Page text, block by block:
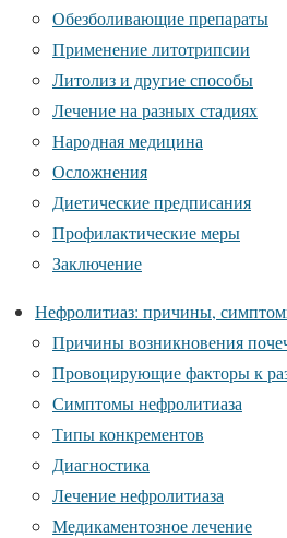
Обезболивающие препараты
Применение литотрипсии
Литолиз и другие способы
Лечение на разных стадиях
Народная медицина
Осложнения
Диетические предписания
Профилактические меры
Заключение
Нефролитиаз: причины,
Причины возникновения
Провоцирующие факторы к
Симптомы нефролитиаза
Типы конкрементов
Диагностика
Лечение нефролитиаза
Медикаментозное лечение